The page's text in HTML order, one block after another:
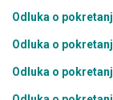
Odluka o
Odluka o
Odluka o